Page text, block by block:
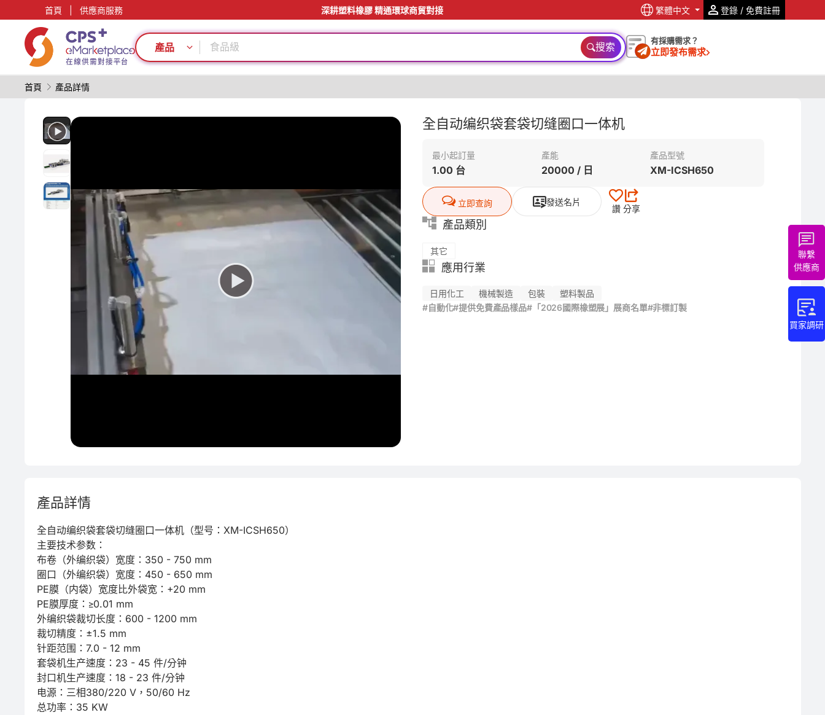
首頁 供應商服務 深耕塑料橡膠 精通環球商貿對接 繁體中文 登錄 / 免費註冊
產品
模具
食品級
碳纖維復合材料
功能材料
模具
食品級
碳纖維復合材料
PET
搜索 有採購需求？
立即發布需求
首頁 產品詳情
買家調研
聯繫
供應商
全自动编织袋套袋切缝圈口一体机
最小起訂量
1.00 台
產能
20000 / 日
產品型號
XM-ICSH650
立即查詢 發送名片
讚 分享
產品類別
其它
應用行業
日用化工 機械製造 包裝
塑料製品
#自動化#提供免費產品樣品#「2026國際橡塑展」展商名單#非標訂製
產品詳情
全自动编织袋套袋切缝圈口一体机（型号：XM-ICSH650）
主要技术参数：
布卷（外编织袋）宽度：350 - 750 mm
圈口（外编织袋）宽度：450 - 650 mm
PE膜（内袋）宽度比外袋宽：+20 mm
PE膜厚度：≥0.01 mm
外编织袋裁切长度：600 - 1200 mm
裁切精度：±1.5 mm
针距范围：7.0 - 12 mm
套袋机生产速度：23 - 45 件/分钟
封口机生产速度：18 - 23 件/分钟
电源：三相380/220 V，50/60 Hz
总功率：35 KW